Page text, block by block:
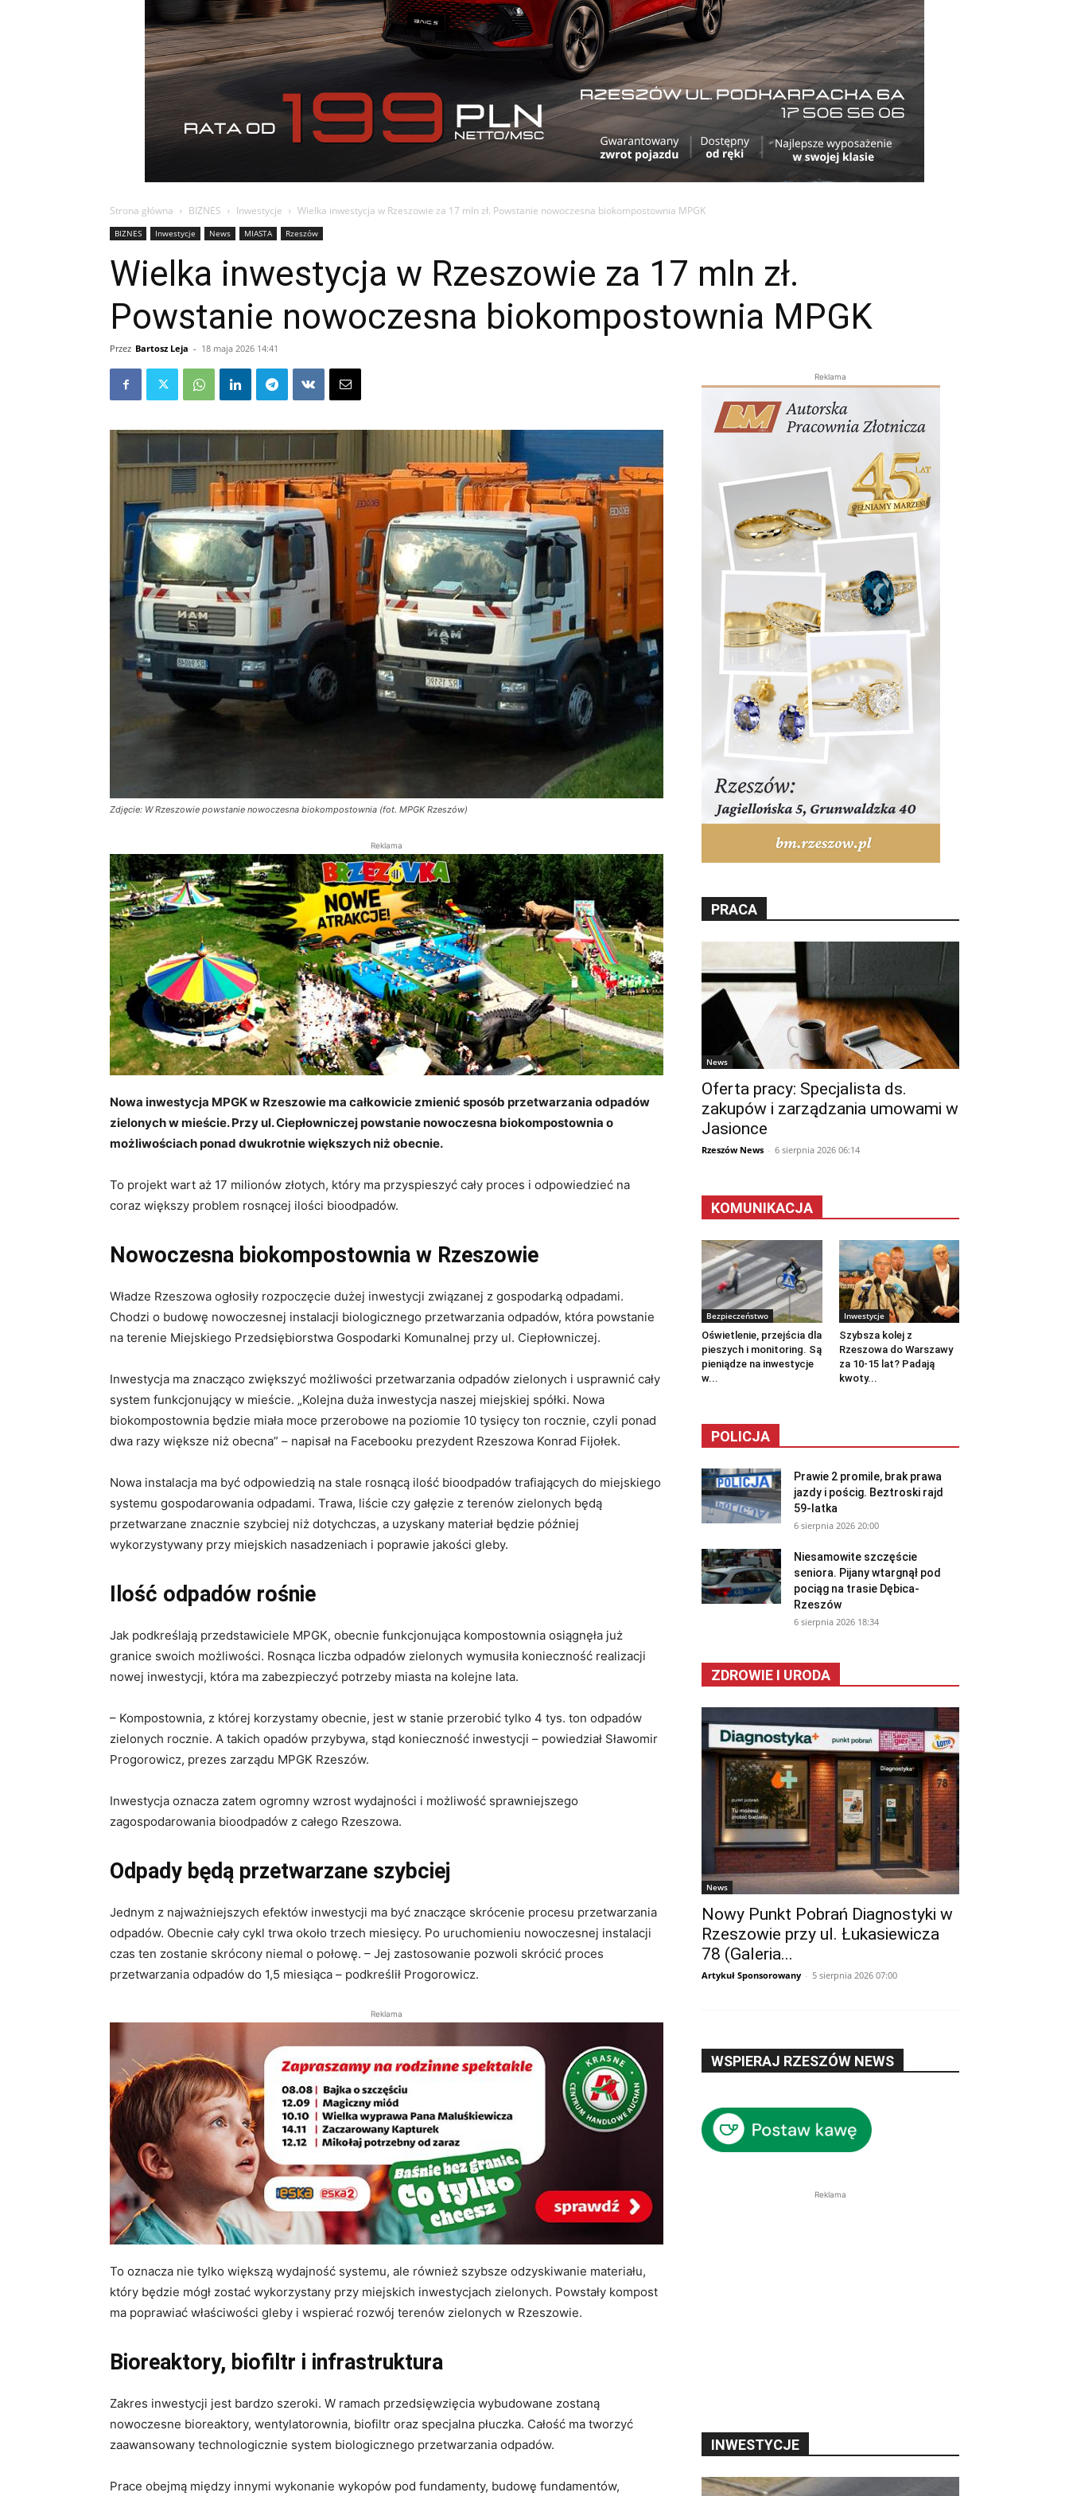
Strona główna BIZNES Inwestycje Wielka inwestycja w Rzeszowie za 17 mln zł. Powstanie nowoczesna biokompostownia MPGK
BIZNES Inwestycje News MIASTA Rzeszów
Wielka inwestycja w Rzeszowie za 17 mln zł.
Powstanie nowoczesna biokompostownia MPGK
Przez Bartosz Leja - 18 maja 2026 14:41
Zdjęcie: W Rzeszowie powstanie nowoczesna biokompostownia (fot. MPGK Rzeszów)
Reklama
Nowa inwestycja MPGK w Rzeszowie ma całkowicie zmienić sposób przetwarzania odpadów
zielonych w mieście. Przy ul. Ciepłowniczej powstanie nowoczesna biokompostownia o
możliwościach ponad dwukrotnie większych niż obecnie.
To projekt wart aż 17 milionów złotych, który ma przyspieszyć cały proces i odpowiedzieć na
coraz większy problem rosnącej ilości bioodpadów.
Nowoczesna biokompostownia w Rzeszowie
Władze Rzeszowa ogłosiły rozpoczęcie dużej inwestycji związanej z gospodarką odpadami.
Chodzi o budowę nowoczesnej instalacji biologicznego przetwarzania odpadów, która powstanie
na terenie Miejskiego Przedsiębiorstwa Gospodarki Komunalnej przy ul. Ciepłowniczej.
Inwestycja ma znacząco zwiększyć możliwości przetwarzania odpadów zielonych i usprawnić cały
system funkcjonujący w mieście. „Kolejna duża inwestycja naszej miejskiej spółki. Nowa
biokompostownia będzie miała moce przerobowe na poziomie 10 tysięcy ton rocznie, czyli ponad
dwa razy większe niż obecna” – napisał na Facebooku prezydent Rzeszowa Konrad Fijołek.
Nowa instalacja ma być odpowiedzią na stale rosnącą ilość bioodpadów trafiających do miejskiego
systemu gospodarowania odpadami. Trawa, liście czy gałęzie z terenów zielonych będą
przetwarzane znacznie szybciej niż dotychczas, a uzyskany materiał będzie później
wykorzystywany przy miejskich nasadzeniach i poprawie jakości gleby.
Ilość odpadów rośnie
Jak podkreślają przedstawiciele MPGK, obecnie funkcjonująca kompostownia osiągnęła już
granice swoich możliwości. Rosnąca liczba odpadów zielonych wymusiła konieczność realizacji
nowej inwestycji, która ma zabezpieczyć potrzeby miasta na kolejne lata.
– Kompostownia, z której korzystamy obecnie, jest w stanie przerobić tylko 4 tys. ton odpadów
zielonych rocznie. A takich opadów przybywa, stąd konieczność inwestycji – powiedział Sławomir
Progorowicz, prezes zarządu MPGK Rzeszów.
Inwestycja oznacza zatem ogromny wzrost wydajności i możliwość sprawniejszego
zagospodarowania bioodpadów z całego Rzeszowa.
Odpady będą przetwarzane szybciej
Jednym z najważniejszych efektów inwestycji ma być znaczące skrócenie procesu przetwarzania
odpadów. Obecnie cały cykl trwa około trzech miesięcy. Po uruchomieniu nowoczesnej instalacji
czas ten zostanie skrócony niemal o połowę. – Jej zastosowanie pozwoli skrócić proces
przetwarzania odpadów do 1,5 miesiąca – podkreślił Progorowicz.
Reklama
To oznacza nie tylko większą wydajność systemu, ale również szybsze odzyskiwanie materiału,
który będzie mógł zostać wykorzystany przy miejskich inwestycjach zielonych. Powstały kompost
ma poprawiać właściwości gleby i wspierać rozwój terenów zielonych w Rzeszowie.
Bioreaktory, biofiltr i infrastruktura
Zakres inwestycji jest bardzo szeroki. W ramach przedsięwzięcia wybudowane zostaną
nowoczesne bioreaktory, wentylatorownia, biofiltr oraz specjalna płuczka. Całość ma tworzyć
zaawansowany technologicznie system biologicznego przetwarzania odpadów.
Prace obejmą między innymi wykonanie wykopów pod fundamenty, budowę fundamentów,
Reklama
PRACA
News
Oferta pracy: Specjalista ds.
zakupów i zarządzania umowami w
Jasionce
Rzeszów News - 6 sierpnia 2026 06:14
KOMUNIKACJA
Bezpieczeństwo
Oświetlenie, przejścia dla
pieszych i monitoring. Są
pieniądze na inwestycje
w...
Inwestycje
Szybsza kolej z
Rzeszowa do Warszawy
za 10-15 lat? Padają
kwoty...
POLICJA
Prawie 2 promile, brak prawa
jazdy i pościg. Beztroski rajd
59-latka
6 sierpnia 2026 20:00
Niesamowite szczęście
seniora. Pijany wtargnął pod
pociąg na trasie Dębica-
Rzeszów
6 sierpnia 2026 18:34
ZDROWIE I URODA
News
Nowy Punkt Pobrań Diagnostyki w
Rzeszowie przy ul. Łukasiewicza
78 (Galeria...
Artykuł Sponsorowany - 5 sierpnia 2026 07:00
WSPIERAJ RZESZÓW NEWS
Reklama
INWESTYCJE